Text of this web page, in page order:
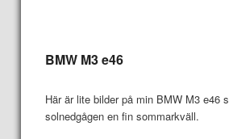
BMW M3 e46
Här är lite bilder på min BMW M3 e46
solnedgågen en fin sommarkväll.